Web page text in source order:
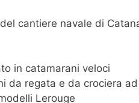
cantiere navale di
in catamarani veloci
da regata e da crociera
Lerouge